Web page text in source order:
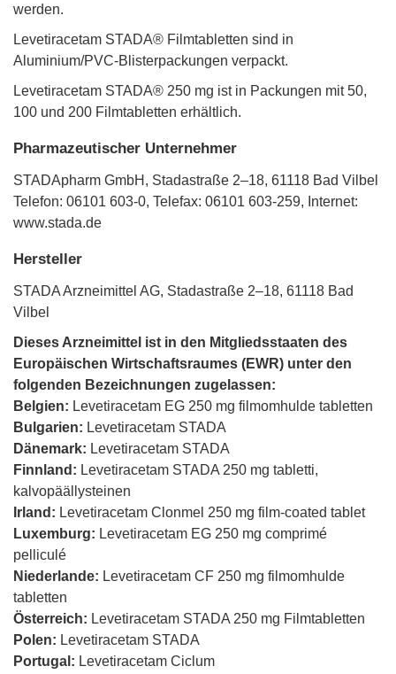
werden.
Levetiracetam STADA® Filmtabletten sind in
Aluminium/PVC-Blisterpackungen verpackt.
Levetiracetam STADA® 250 mg ist in Packungen mit 50,
100 und 200 Filmtabletten erhältlich.
Pharmazeutischer Unternehmer
STADApharm GmbH, Stadastraße 2–18, 61118 Bad Vilbel
Telefon: 06101 603-0, Telefax: 06101 603-259, Internet:
www.stada.de
Hersteller
STADA Arzneimittel AG, Stadastraße 2–18, 61118 Bad
Vilbel
Dieses Arzneimittel ist in den Mitgliedsstaaten des
Europäischen Wirtschaftsraumes (EWR) unter den
folgenden Bezeichnungen zugelassen:
Belgien: Levetiracetam EG 250 mg filmomhulde tabletten
Bulgarien: Levetiracetam STADA
Dänemark: Levetiracetam STADA
Finnland: Levetiracetam STADA 250 mg tabletti,
kalvopäällysteinen
Irland: Levetiracetam Clonmel 250 mg film-coated tablet
Luxemburg: Levetiracetam EG 250 mg comprimé
pelliculé
Niederlande: Levetiracetam CF 250 mg filmomhulde
tabletten
Österreich: Levetiracetam STADA 250 mg Filmtabletten
Polen: Levetiracetam STADA
Portugal: Levetiracetam Ciclum